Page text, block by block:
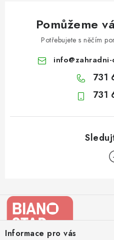
Pomůžeme
Potřebujete s něčím
info@
731
731
aInformace pro vás